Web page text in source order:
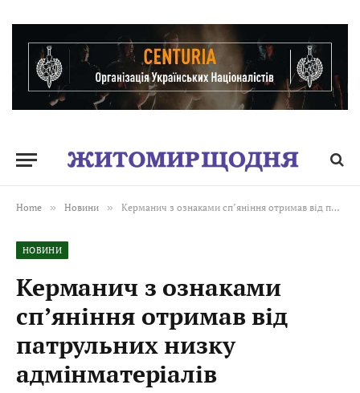
Home » Новини » Керманич з ознаками сп’яніння отримав від патрульних низку адмінматеріалів
НОВИНИ
Керманич з ознаками
сп’яніння отримав від
патрульних низку
адмінматеріалів